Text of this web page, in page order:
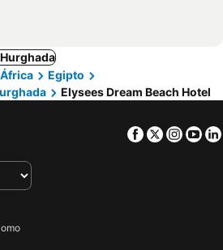
África
Egipto
Elysees Dream Beach Hotel
Facebook
Twitter